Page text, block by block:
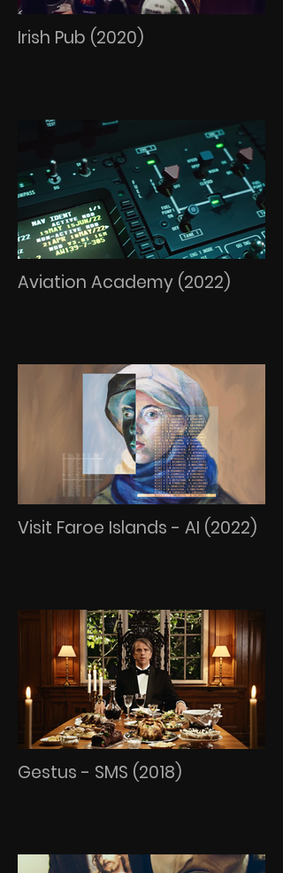
Irish Pub (2020)
Aviation Academy (2022)
Visit Faroe Islands - AI (2022)
Gestus - SMS (2018)